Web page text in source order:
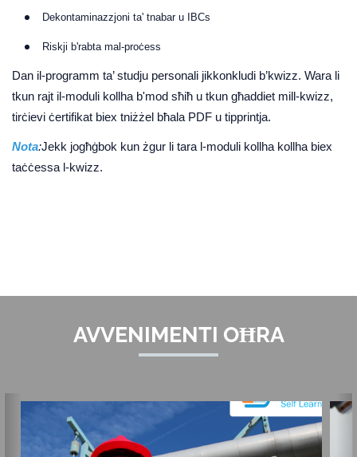
Dekontaminazzjoni ta' tnabar u IBCs
Riskji b'rabta mal-proċess
Dan il-programm ta’ studju personali jikkonkludi b’kwizz. Wara li
tkun rajt il-moduli kollha b'mod sħiħ u tkun għaddiet mill-kwizz,
tirċievi ċertifikat biex tniżżel bħala PDF u tipprintja.
Nota:Jekk jogħġbok kun żgur li tara l-moduli kollha kollha biex
taċċessa l-kwizz.
AVVENIMENTI OĦRA